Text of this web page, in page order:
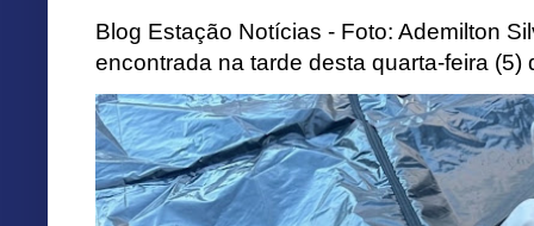
Blog Estação Notícias - Foto: Ademilton
encontrada na tarde desta quarta-feira (5)